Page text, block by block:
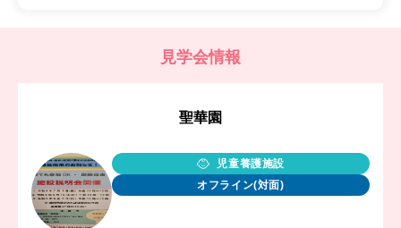
見学会情報
聖華園
児童養護施設
オフライン(対面)